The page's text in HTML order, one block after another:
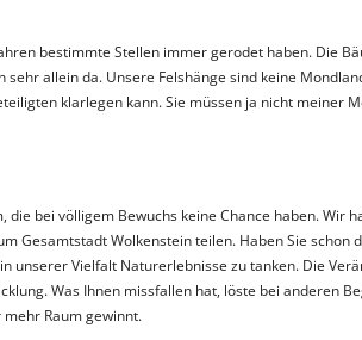
bestimmte Stellen immer gerodet haben. Die
allein da. Unsere Felshänge sind keine
klarlegen kann. Sie müssen ja nicht meiner
bei völligem Bewuchs keine Chance haben. Wir
Gesamtstadt Wolkenstein teilen. Haben Sie schon
unserer Vielfalt Naturerlebnisse zu tanken. Die
Was Ihnen missfallen hat, löste bei anderen
Raum gewinnt.